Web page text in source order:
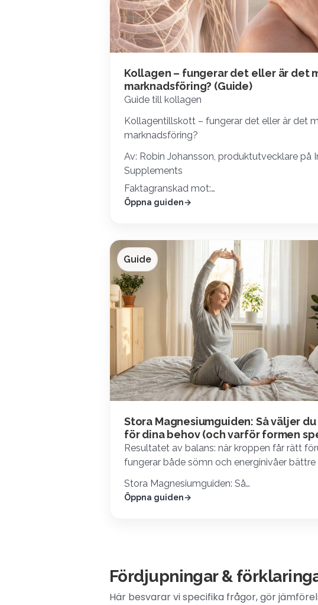
Kollagen – fungerar det eller är det
marknadsföring? (Guide)
Guide till kollagen
Kollagentillskott – fungerar det eller är det
marknadsföring?
Av: Robin Johansson, produktutvecklare på
Supplements
Faktagranskad mot:…
Öppna guiden
Guide
Stora Magnesiumguiden: Så väljer
för dina behov (och varför formen
Resultatet av balans: när kroppen får rätt
fungerar både sömn och energinivåer bättre
Stora Magnesiumguiden: Så…
Öppna guiden
Fördjupningar &
Här besvarar vi specifika frågor, gör